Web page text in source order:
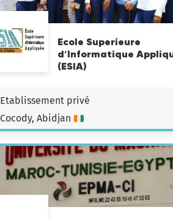
Ecole Superieure
d’Informatique
(ESIA)
Etablissement privé
Cocody, Abidjan